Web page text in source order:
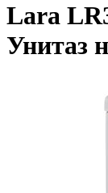
Lara
Унитаз